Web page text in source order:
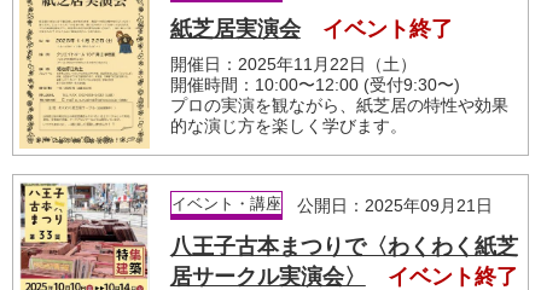
紙芝居実演会 イベント終了
開催日：2025年11月22日（土）
開催時間：10:00〜12:00 (受付9:30〜)
プロの実演を観ながら、紙芝居の特性や効果
的な演じ方を楽しく学びます。
イベント・講座 公開日：2025年09月21日
八王子古本まつりで〈わくわく紙芝
居サークル実演会〉
イベント終了